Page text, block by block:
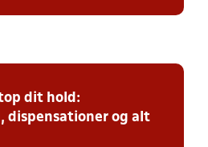
dit hold:
dispensationer og alt